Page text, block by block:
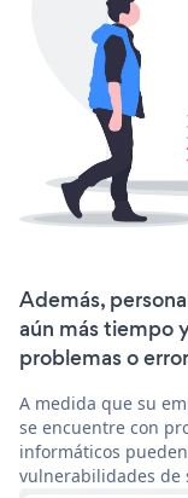
Además,
aún más tiempo
problemas o
A medida que su
se encuentre con
informáticos
vulnerabilidades de